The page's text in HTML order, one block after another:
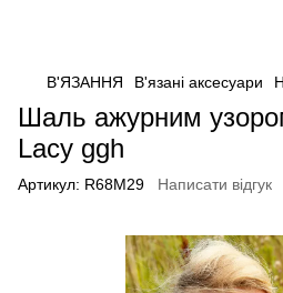
В'ЯЗАННЯ В'язані аксесуари
Шаль ажурним
Lacy ggh
Артикул: R68M29 Написати відгук